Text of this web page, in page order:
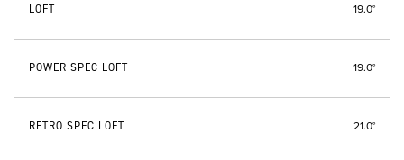
LOFT 19.0°
POWER SPEC LOFT 19.0°
RETRO SPEC LOFT 21.0°